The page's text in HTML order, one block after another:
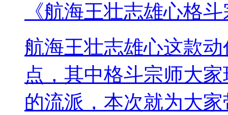
《航海王壮志雄心格
航海王壮志雄心这款
点，其中格斗宗师大
的流派，本次就为大